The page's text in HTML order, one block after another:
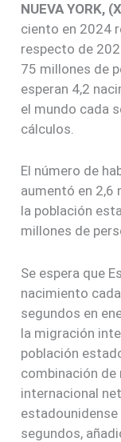
NUEVA YORK,
ciento en 2024
respecto de
75 millones de
esperan 4,2
el mundo cada
cálculos.
El número de
aumentó en 2,6
la población
millones de
Se espera que
nacimiento
segundos en
la migración
población
combinación
internacional
estadounidense
segundos,